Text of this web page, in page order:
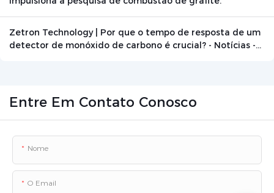
Zetron Technology | Por que o tempo de resposta de um
detector de monóxido de carbono é crucial? - Notícias -
Entre Em Contato Conosco
Nome
O Email